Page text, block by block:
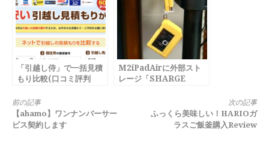
「引越し侍」で一括見積
もり比較(口コミ評判
M2iPadAirに外部スト
レージ「SHARGE
続
き
前の記事
【ahamo】ワンナンバーサー
ビス契約します
次の記事
ふっくら美味しい！HARIOガ
ラスご飯釜購入Review